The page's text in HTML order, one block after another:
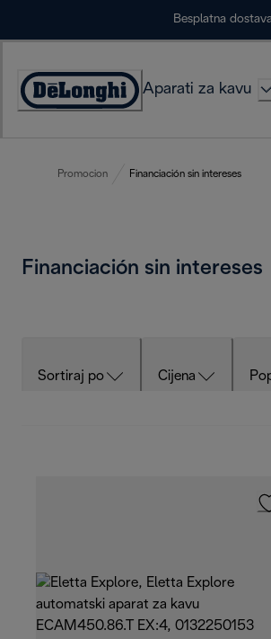
Besplatna
Accessibility
Aparati za kavu
Promocion Financiación sin intereses
Financiación sin intereses
Sortiraj po Cijena